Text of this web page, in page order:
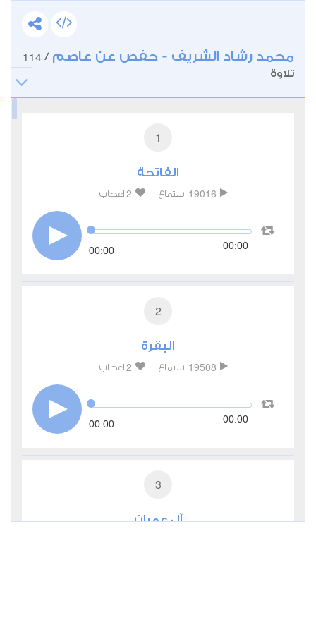
محمد رشاد الشريف - حفص عن عاصم /
114
تلاوة
1
الفاتحة
19016 استماع 2 اعجاب
00:00 00:00
2
البقرة
19508 استماع 2 اعجاب
00:00 00:00
3
آل عمران